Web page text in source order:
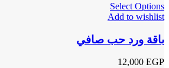
Select Options
Add to wishlist
باقة ورد حب صافي
12,000 EGP